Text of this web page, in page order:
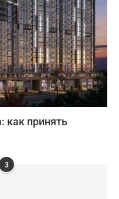
как принять
3